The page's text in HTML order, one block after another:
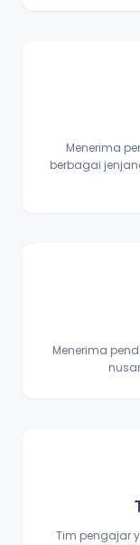
Menerima
berbagai
Menerima
Tim pengajar